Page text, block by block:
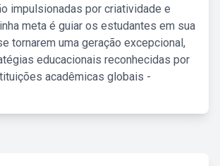
impulsionadas por criatividade e
meta é guiar os estudantes em sua
tornarem uma geração excepcional,
educacionais reconhecidas por
acadêmicas globais -